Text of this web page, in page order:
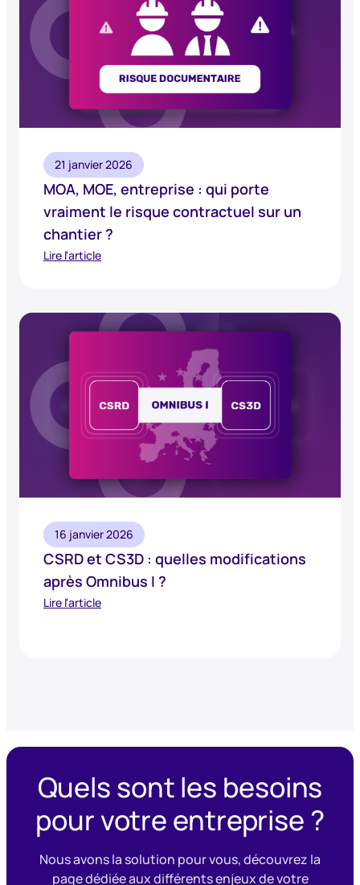
21 janvier 2026
MOA, MOE, entreprise : qui porte
vraiment le risque contractuel sur un
chantier ?
Lire l'article
16 janvier 2026
CSRD et CS3D : quelles modifications
après Omnibus I ?
Lire l'article
Quels sont les besoins
pour votre entreprise ?
Nous avons la solution pour vous, découvrez la
page dédiée aux différents enjeux de votre